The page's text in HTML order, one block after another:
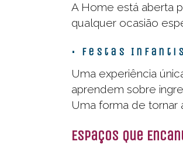
A Home está aberta
qualquer ocasião
• Festas
Uma experiência
aprendem sobre
Uma forma de tornar
Espaços Que